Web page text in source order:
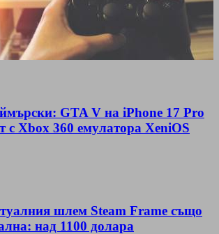
GTA V на iPhone 17 Pro
с Xbox 360 емулатора XeniOS
шлем Steam Frame също
над 1100 долара